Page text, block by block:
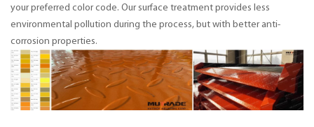
your preferred color code. Our surface treatment provides less
environmental pollution during the process, but with better anti-
corrosion properties.